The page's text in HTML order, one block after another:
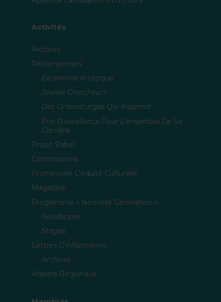
Activités
Archives
Récompenses
Excellence Artistique
Jeunes Chercheurs
Des Dramaturges Qui Inspirent
Prix D'excellence Pour L'ensemble De Sa
Carrière
Projet Babel
Commissions
Promouvoir L'équité Culturelle
Magazine
Programme « Nouvelle Génération »
Résidences
Stages
Lettres D'information
Archives
Ateliers Régionaux